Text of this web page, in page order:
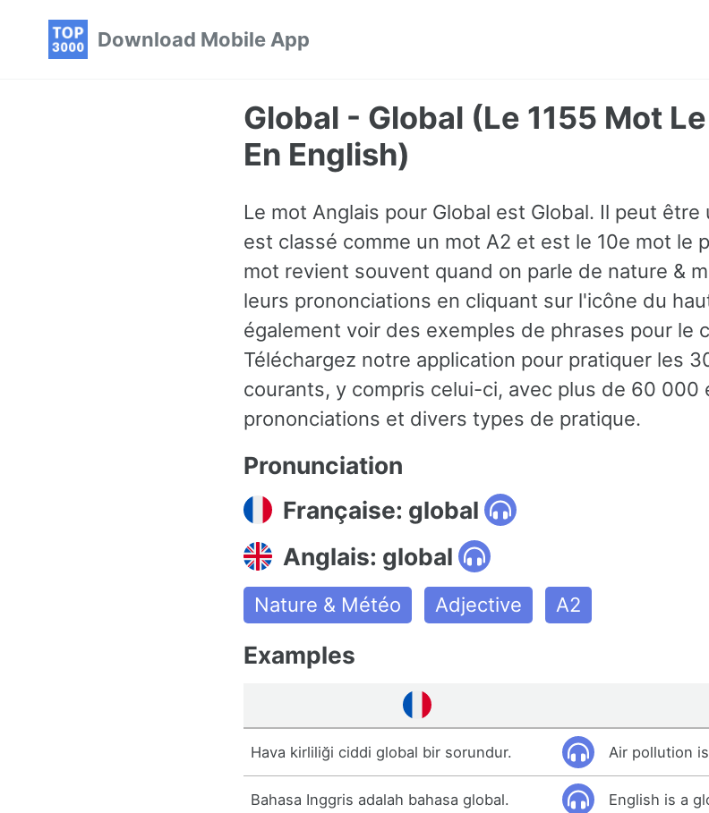
Download Mobile App
Global - Global (Le 1155 Mot
En English)
Le mot Anglais pour Global est Global. Il peut
est classé comme un mot A2 et est le 10e mot le
mot revient souvent quand on parle de nature &
leurs prononciations en cliquant sur l'icône du
également voir des exemples de phrases pour le
Téléchargez notre application pour pratiquer les
courants, y compris celui-ci, avec plus de 60 000
prononciations et divers types de pratique.
Pronunciation
Française: global
Anglais: global
Nature & Météo Adjective A2
Examples
Hava kirliliği ciddi global bir sorundur. Air pollution
Bahasa Inggris adalah bahasa global. English is a